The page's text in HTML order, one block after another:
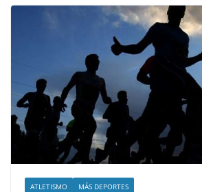
ATLETISMO MÁS DEPORTES